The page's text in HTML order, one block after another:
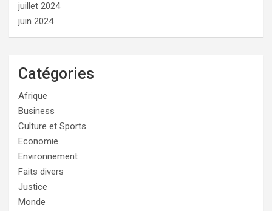
juillet 2024
juin 2024
Catégories
Afrique
Business
Culture et Sports
Economie
Environnement
Faits divers
Justice
Monde